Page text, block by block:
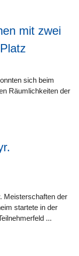
mit zwei
sich beim
Räumlichkeiten der
Meisterschaften der
startete in der